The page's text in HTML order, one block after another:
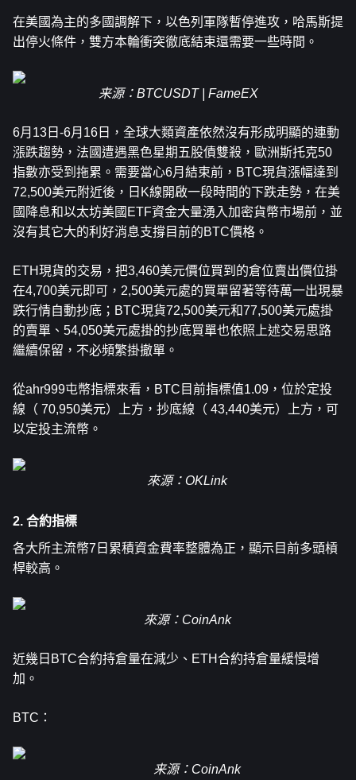
在美國為主的多國調解下，以色列軍隊暫停進攻，哈馬斯提
出停火條件，雙方本輪衝突徹底結束還需要一些時間。
来源：BTCUSDT | FameEX
6月13日-6月16日，全球大類資產依然沒有形成明顯的連動
漲跌趨勢，法國遭遇黑色星期五股債雙殺，歐洲斯托克50
指數亦受到拖累。需要當心6月結束前，BTC現貨漲幅達到
72,500美元附近後，日K線開啟一段時間的下跌走勢，在美
國降息和以太坊美國ETF資金大量湧入加密貨幣市場前，並
沒有其它大的利好消息支撐目前的BTC價格。
ETH現貨的交易，把3,460美元價位買到的倉位賣出價位掛
在4,700美元即可，2,500美元處的買單留著等待萬一出現暴
跌行情自動抄底；BTC現貨72,500美元和77,500美元處掛
的賣單、54,050美元處掛的抄底買單也依照上述交易思路
繼續保留，不必頻繁掛撤單。
從ahr999屯幣指標來看，BTC目前指標值1.09，位於定投
線（ 70,950美元）上方，抄底線（ 43,440美元）上方，可
以定投主流幣。
來源：OKLink
2. 合約指標
各大所主流幣7日累積資金費率整體為正，顯示目前多頭槓
桿較高。
來源：CoinAnk
近幾日BTC合約持倉量在減少、ETH合約持倉量緩慢增
加。
BTC：
来源：CoinAnk